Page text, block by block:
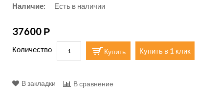
Наличие:
Есть в наличии
37600 Р
Количество Купить Купить в 1 клик
В закладки В сравнение